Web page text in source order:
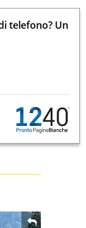
telefono? Un